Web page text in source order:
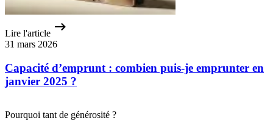
Lire l'article
31 mars 2026
Capacité d’emprunt : combien puis-je emprunter en
janvier 2025 ?
Pourquoi tant de générosité ?